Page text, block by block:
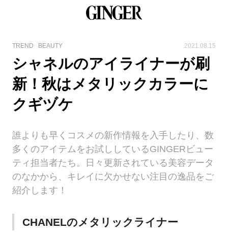
TREND BEAUTY 2021.08.15
シャネルのアイライナーが刷
新！秋はメタリックカラーに
クギヅケ
誰よりも早くコスメの新作情報を入手したり、数
多くのアイテムをお試ししているGINGERビュー
ティ担当者たち。日々更新されている美容データ
のなかから、キレイに欠かせない注目の逸品をご
紹介します！
CHANELのメタリックライナー